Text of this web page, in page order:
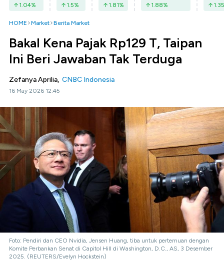
1.04% 1.5% 1.81% 1.88% 1.35
HOME Market Berita Market
Bakal Kena Pajak Rp129 T, Taipan
Ini Beri Jawaban Tak Terduga
Zefanya Aprilia, CNBC Indonesia
16 May 2026 12:45
Foto: Pendiri dan CEO Nvidia, Jensen Huang, tiba untuk pertemuan dengan
Komite Perbankan Senat di Capitol Hill di Washington, D.C., AS, 3 Desember
2025. (REUTERS/Evelyn Hockstein)